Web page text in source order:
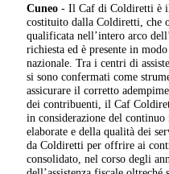
Cuneo - Il Caf di Coldiretti è il
costituito dalla Coldiretti, che
qualificata nell’intero arco
richiesta ed è presente in
nazionale. Tra i centri di
si sono confermati come
assicurare il corretto
dei contribuenti, il Caf
in considerazione del
elaborate e della qualità dei
da Coldiretti per offrire ai
consolidato, nel corso degli